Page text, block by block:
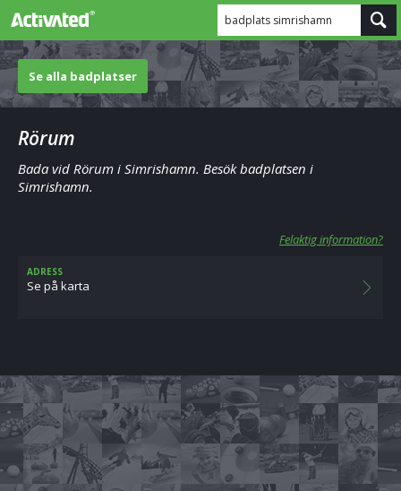
badplats simrishamn
Se alla badplatser
Rörum
Bada vid Rörum i Simrishamn. Besök badplatsen i
Simrishamn.
Felaktig information?
ADRESS
Se på karta